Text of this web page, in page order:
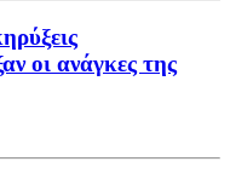
οι ανάγκες της